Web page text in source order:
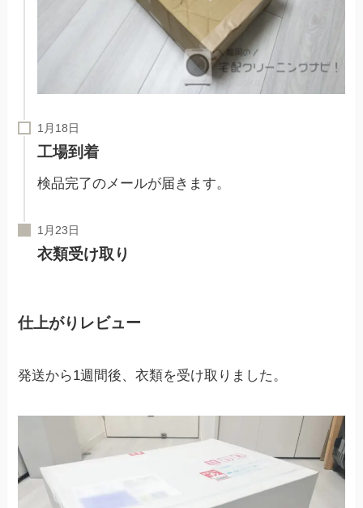
工場到着
検品完了のメールが届きます。
衣類受け取り
仕上がりレビュー
発送から1週間後、衣類を受け取りました。